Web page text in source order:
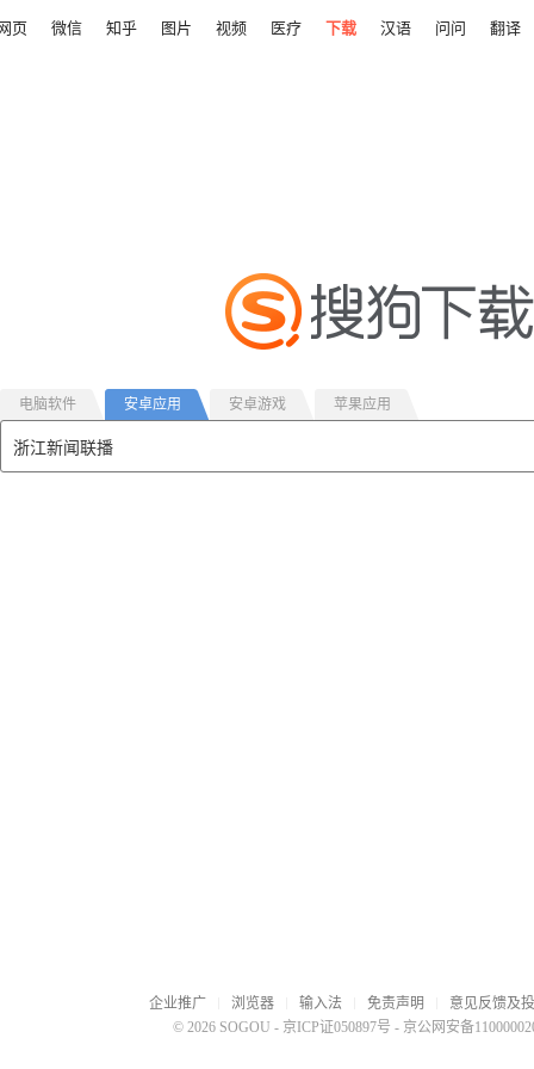
页 微信 知乎 图片 视频 医疗 下载 汉语 问问 翻译
电脑软件 安卓应用 安卓游戏 苹果应用
企业推广 浏览器 输入法 免责声明
意见反馈及
© 2026 SOGOU - 京ICP证050897号 - 京公网安备